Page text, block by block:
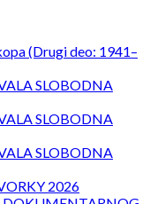
(Drugi deo: 1941–
SLOBODNA
SLOBODNA
SLOBODNA
2026